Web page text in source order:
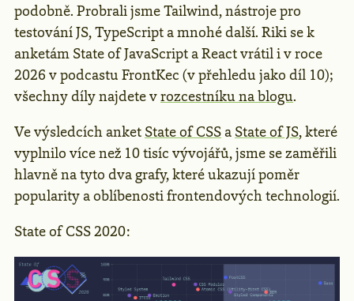
podobně. Probrali jsme Tailwind, nástroje pro
testování JS, TypeScript a mnohé další. Riki se k
anketám State of JavaScript a React vrátil i v roce
2026 v podcastu FrontKec (v přehledu jako díl 10);
všechny díly najdete vrozcestníku na blogu.
Ve výsledcích anket State of CSSa State of JS, které
vyplnilo více než 10 tisíc vývojářů, jsme se zaměřili
hlavně na tyto dva grafy, které ukazují poměr
popularity a oblíbenosti frontendových technologií.
State of CSS 2020: